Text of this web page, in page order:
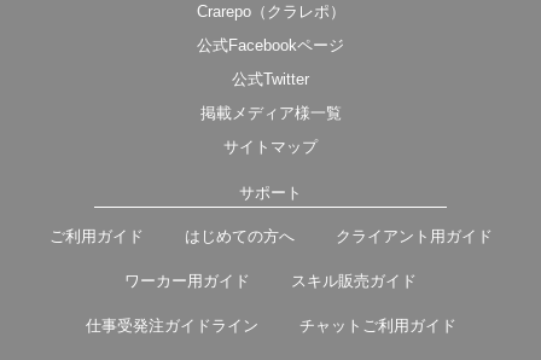
Crarepo（クラレポ）
公式Facebookページ
公式Twitter
掲載メディア様一覧
サイトマップ
サポート
ご利用ガイド はじめての方へ クライアント用ガイド
ワーカー用ガイド スキル販売ガイド
仕事受発注ガイドライン チャットご利用ガイド